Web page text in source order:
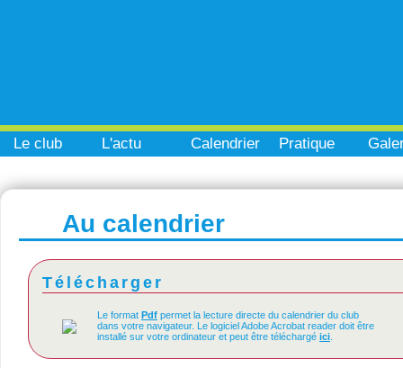
Le club L'actu Calendrier Pratique
Au calendrier
Télécharger
Le format Pdf permet la lecture directe du calendrier du club
dans votre navigateur. Le logiciel Adobe Acrobat reader doit être
installé sur votre ordinateur et peut être téléchargé ici